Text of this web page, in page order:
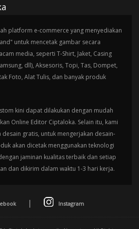
platform e-commerce yang menyediakan
untuk mencetak gambar secara
media, seperti T-Shirt, Jaket, Casing
dll), Aksesoris, Topi, Tas, Dompet,
Foto, Alat Tulis, dan banyak produk
kini dapat dilakukan dengan mudah
Online Editor Ciptaloka. Selain itu, kami
desain gratis, untuk mengerjakan desain-
akan dicetak menggunakan teknologi
jaminan kualitas terbaik dan setiap
dan dikirim dalam waktu 1-3 hari kerja.
| Instagram